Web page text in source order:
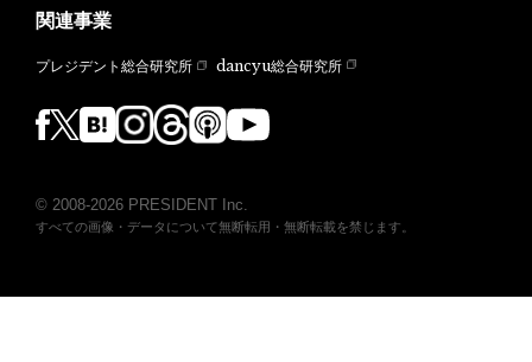
関連事業
プレジデント総合研究所 dancyu総合研究所
© 2008-2026 PRESIDENT Inc.
すべての画像・データについて無断転用・無断転載を禁じます。